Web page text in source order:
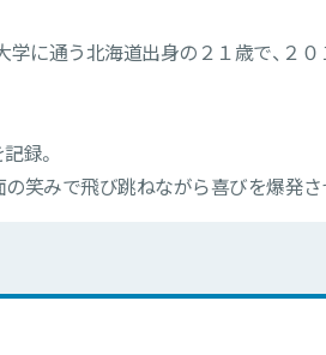
に通う北海道出身の２１歳で、２
録。
笑みで飛び跳ねながら喜びを爆発さ